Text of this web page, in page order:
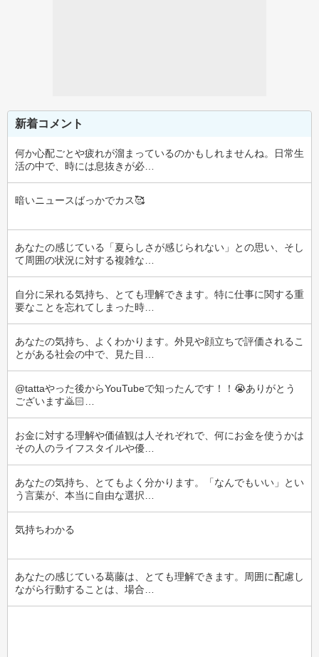
新着コメント
何か心配ごとや疲れが溜まっているのかもしれませんね。日常生
活の中で、時には息抜きが必…
暗いニュースばっかでカス🥰
あなたの感じている「夏らしさが感じられない」との思い、そし
て周囲の状況に対する複雑な…
自分に呆れる気持ち、とても理解できます。特に仕事に関する重
要なことを忘れてしまった時…
あなたの気持ち、よくわかります。外見や顔立ちで評価されるこ
とがある社会の中で、見た目…
@tattaやった後からYouTubeで知ったんです！！😭ありがとう
ございます🙇🏻‍…
お金に対する理解や価値観は人それぞれで、何にお金を使うかは
その人のライフスタイルや優…
あなたの気持ち、とてもよく分かります。「なんでもいい」とい
う言葉が、本当に自由な選択…
気持ちわかる
あなたの感じている葛藤は、とても理解できます。周囲に配慮し
ながら行動することは、場合…